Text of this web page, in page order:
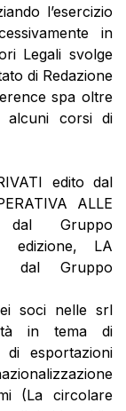
l’esercizio
in
Legali svolge
di Redazione
spa oltre
alcuni corsi di
edito dal
ALLE
dal Gruppo
edizione, LA
dal Gruppo
soci nelle srl
in tema di
esportazioni
(La circolare